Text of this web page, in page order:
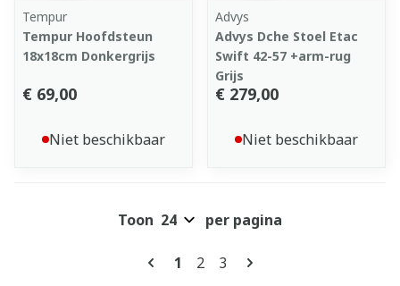
Tempur
Tempur Hoofdsteun
18x18cm Donkergrijs
€ 69,00
Niet beschikbaar
Advys
Advys Dche Stoel Etac
Swift 42-57 +arm-rug
Grijs
€ 279,00
Niet beschikbaar
Pagina's
U lees momenteel pagina
1 Pagina
2 Pagina
3
Toon per pagina